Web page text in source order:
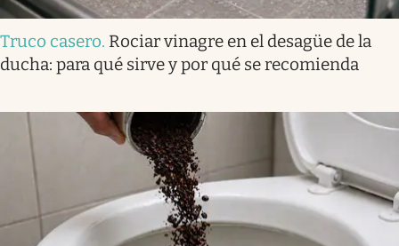
Truco casero. Rociar vinagre en el desagüe de la
ducha: para qué sirve y por qué se recomienda